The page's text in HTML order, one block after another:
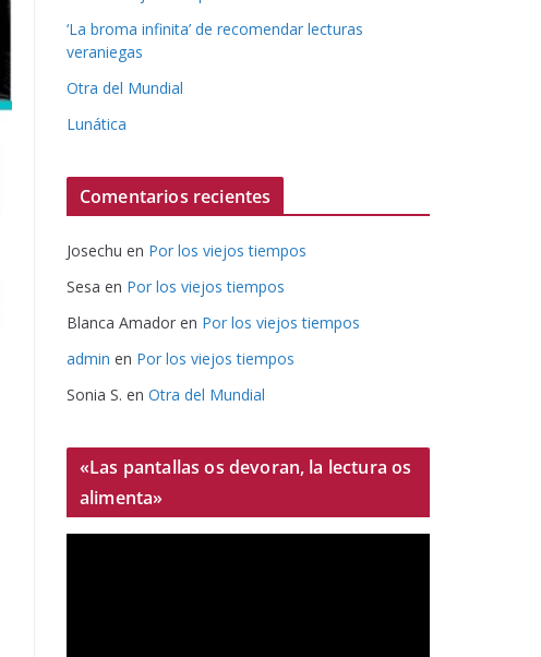
‘La broma infinita’ de recomendar lecturas
veraniegas
Otra del Mundial
Lunática
Comentarios recientes
Josechu en Por los viejos tiempos
Sesa en Por los viejos tiempos
Blanca Amador en Por los viejos tiempos
admin en Por los viejos tiempos
Sonia S. en Otra del Mundial
«Las pantallas os devoran, la lectura os
alimenta»